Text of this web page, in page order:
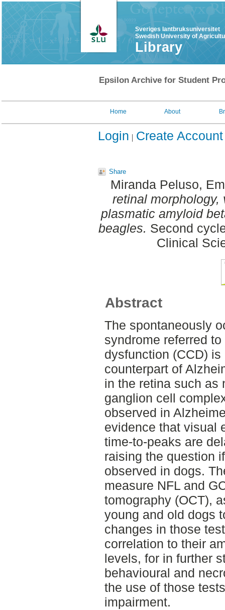
Sveriges lantbruksuniversitet
Swedish University of
Library
Epsilon Archive for Student
Home About
Login Create Account
Share
Miranda Peluso,
retinal
plasmatic amyloid
beagles. Second
Clinical
Abstract
The spontaneously
syndrome referred
dysfunction (CCD)
counterpart of
in the retina such as
ganglion cell
observed in
evidence that visual
time-to-peaks are
raising the question
observed in dogs.
measure NFL and
tomography (OCT),
young and old dogs
changes in those
correlation to their
levels, for in further
behavioural and
the use of those
impairment.